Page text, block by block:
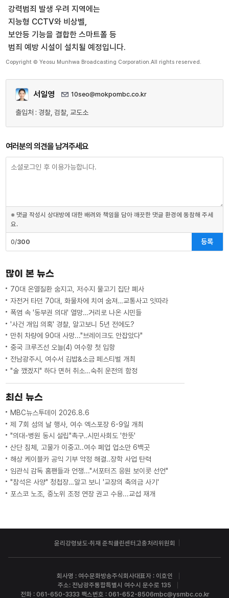
강력범죄 발생 우려 지역에는
지능형 CCTV와 비상벨,
보안등 기능을 결합한 스마트폴 등
범죄 예방 시설이 설치될 예정입니다.
Copyright © Yeosu Munhwa Broadcasting Corporation.All rights reserved.
서일영 10seo@mokpombc.co.kr
출입처 : 경찰, 검찰, 교도소
여러분의 의견을 남겨주세요
※ 댓글 작성시 상대방에 대한 배려와 책임을 담아 깨끗한 댓글 환경에 동참해 주세
요.
0/300 등록
많이 본 뉴스
70대 온열질환 숨지고, 저수지 물고기 집단 폐사
자전거 타던 70대, 화물차에 치여 숨져…교통사고 잇따라
폭염 속 '동부권 의대' 열망…거리로 나온 시민들
'사건 개입 의혹' 경찰, 알고보니 5년 전에도?
만취 차량에 90대 사망..."브레이크도 안잡았다"
중국 크루즈선 오늘(4) 여수항 첫 입항
전남광주시, 여수서 김밥&소금 페스티벌 개최
"술 깼겠지" 하다 면허 취소…숙취 운전의 함정
최신 뉴스
MBC뉴스투데이 2026.8.6
제 7회 섬의 날 행사, 여수 엑스포장 6-9일 개최
"의대-병원 동시 설립"촉구‥시민사회도 '한뜻'
산단 침체, 고물가 이중고..여수 폐업 업소만 6백곳
해상 케이블카 공익 기부 약정 해결..장학 사업 탄력
임관식 감독 홈팬들과 언쟁..."서포터즈 응원 보이콧 선언"
"참석은 사양" 청첩장…알고 보니 '교장의 축의금 사기'
포스코 노조, 중노위 조정 연장 권고 수용...교섭 재개
윤리강령 보도·취재 준칙클린센터 고충처리위원회
회사명 : 여수문화방송주식회사대표자 : 이호인
주소: 전남광주통합특별시 여수시 문수로 135
전화 : 061-650-3333 팩스번호 : 061-652-8506mbc@ysmbc.co.kr